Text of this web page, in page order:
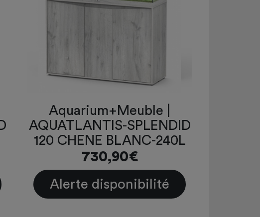
Aquarium+Meuble |
AQUATLANTIS-SPLENDID
120 CHENE BLANC-240L
730,90€
Alerte disponibilité